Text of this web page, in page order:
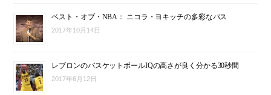
ベスト・オブ・NBA： ニコラ・ヨキッチの多彩なパス
2017年10月14日
レブロンのバスケットボールIQの高さが良く分かる30秒間
2017年6月12日